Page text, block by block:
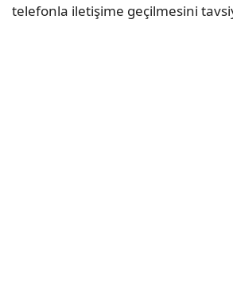
telefonla iletişime geçilmesini